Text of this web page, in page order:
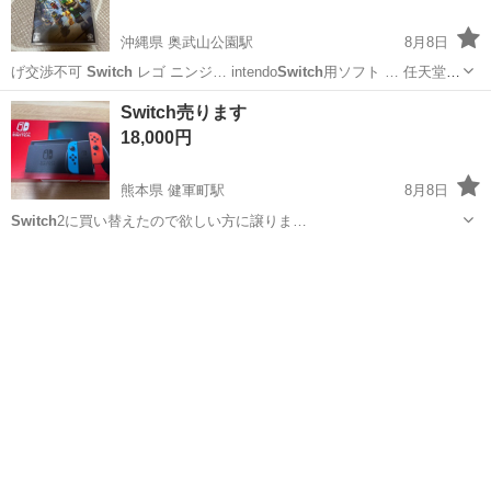
沖縄県 奥武山公園駅
8月8日
げ交渉不可 Switch レゴ ニンジ… intendoSwitch
用ソフト … 任天堂
Switchレゴ レ…
沖縄 豊見城市 奥武山公園駅
Switch売ります
18,000円
熊本県 健軍町駅
8月8日
Switch2に買い替えたので欲しい方に譲りま…